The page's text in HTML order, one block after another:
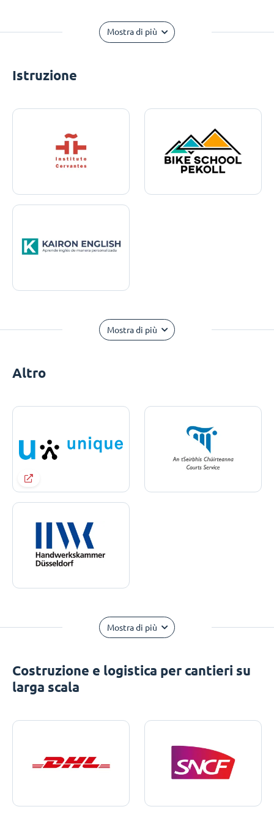
Mostra di più
Istruzione
Mostra di più
Altro
Mostra di più
Costruzione e logistica per cantieri su
larga scala